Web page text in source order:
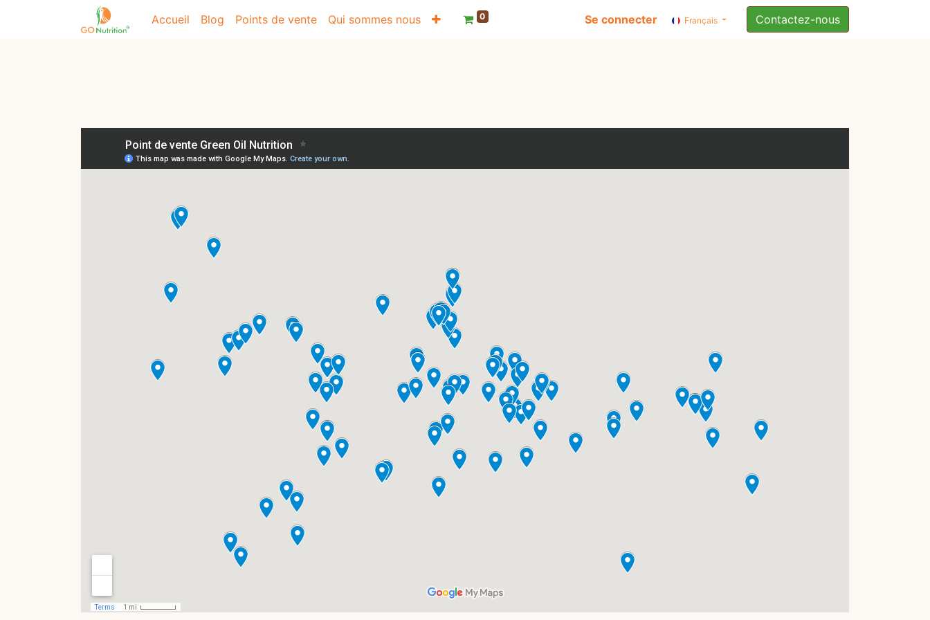
Accueil Blog Points de vente Qui sommes nous 0 Se connecter Français Contactez-nous